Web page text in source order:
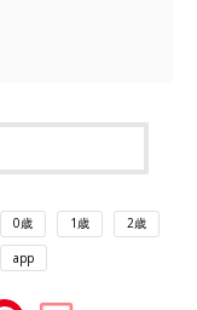
0歳 1歳 2歳
app